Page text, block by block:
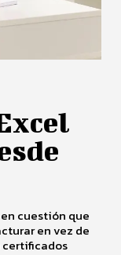
cuestión que
en vez de